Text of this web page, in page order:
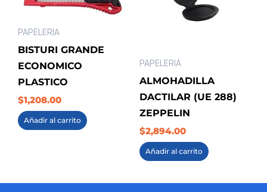
PAPELERIA
BISTURI GRANDE
ECONOMICO
PLASTICO
$1,208.00
Añadir al carrito
PAPELERIA
ALMOHADILLA
DACTILAR (UE 288)
ZEPPELIN
$2,894.00
Añadir al carrito